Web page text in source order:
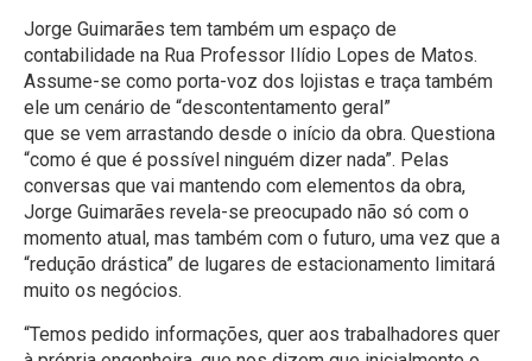
Jorge Guimarães tem também um espaço de
contabilidade na Rua Professor Ilídio Lopes de Matos.
Assume-se como porta-voz dos lojistas e traça também
ele um cenário de “descontentamento geral”
que se vem arrastando desde o início da obra. Questiona
“como é que é possível ninguém dizer nada”. Pelas
conversas que vai mantendo com elementos da obra,
Jorge Guimarães revela-se preocupado não só com o
momento atual, mas também com o futuro, uma vez que a
“redução drástica” de lugares de estacionamento limitará
muito os negócios.
“Temos pedido informações, quer aos trabalhadores quer